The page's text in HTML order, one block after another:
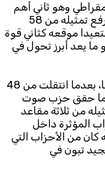
وهو ثاني أهم
أحزاب الموالاة أكبر الرابحين، بعدما رفع تمثيله من 58
73 مقعدا، مستعيدا موقعه كثاني قوة
ما يعد أبرز تحول في
كما واصلت جبهة المستقبل صعودها، بعدما انتقلت من 48
59 مقعدا، بينما حقق حزب صوت
من ثلاثة مقاعد
المؤثرة داخل
كان من الأحزاب التي
تبون في